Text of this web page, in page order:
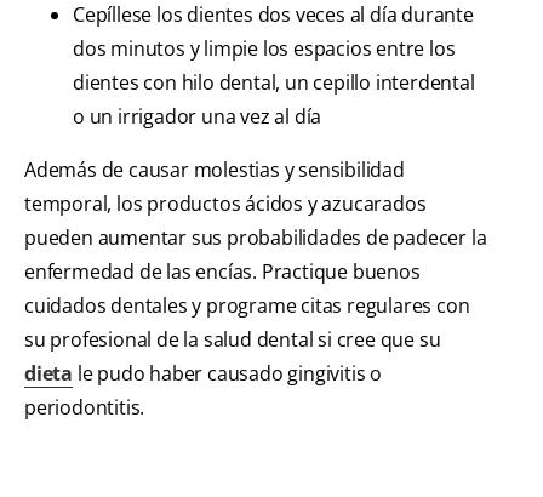
Cepíllese los dientes dos veces al día durante
dos minutos y limpie los espacios entre los
dientes con hilo dental, un cepillo interdental
o un irrigador una vez al día
Además de causar molestias y sensibilidad
temporal, los productos ácidos y azucarados
pueden aumentar sus probabilidades de padecer la
enfermedad de las encías. Practique buenos
cuidados dentales y programe citas regulares con
su profesional de la salud dental si cree que su
dieta le pudo haber causado gingivitis o
periodontitis.